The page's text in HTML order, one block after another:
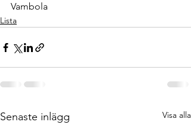
Vambola
Lista
Senaste inlägg Visa alla